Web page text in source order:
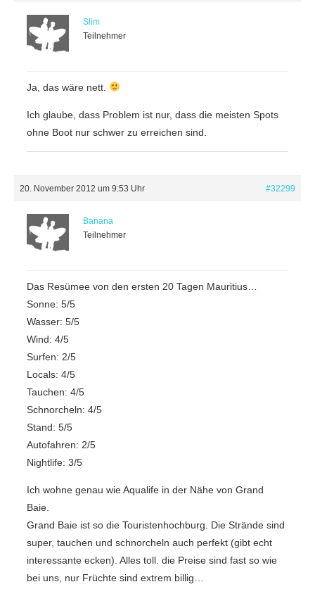
Slim
Teilnehmer
Ja, das wäre nett.
Ich glaube, dass Problem ist nur, dass die meisten Spots
ohne Boot nur schwer zu erreichen sind.
20. November 2012 um 9:53 Uhr #32299
Banana
Teilnehmer
Das Resümee von den ersten 20 Tagen Mauritius…
Sonne: 5/5
Wasser: 5/5
Wind: 4/5
Surfen: 2/5
Locals: 4/5
Tauchen: 4/5
Schnorcheln: 4/5
Stand: 5/5
Autofahren: 2/5
Nightlife: 3/5
Ich wohne genau wie Aqualife in der Nähe von Grand
Baie.
Grand Baie ist so die Touristenhochburg. Die Strände sind
super, tauchen und schnorcheln auch perfekt (gibt echt
interessante ecken). Alles toll. die Preise sind fast so wie
bei uns, nur Früchte sind extrem billig…